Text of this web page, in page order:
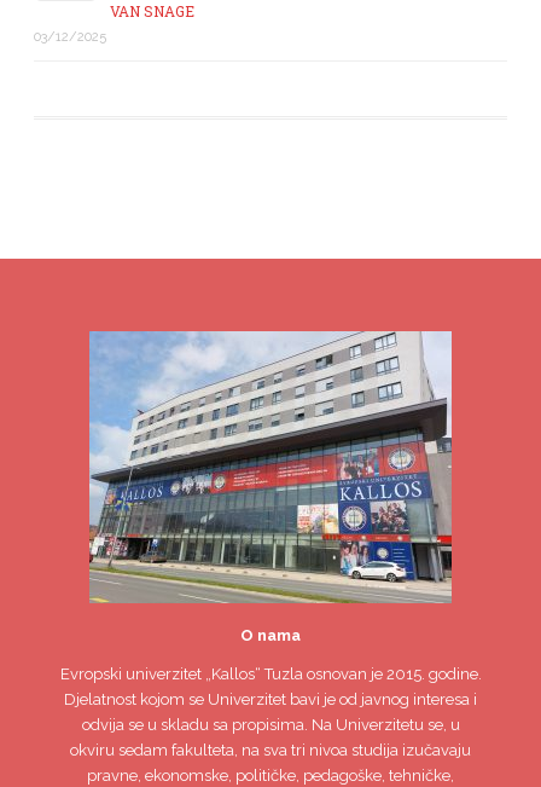
VAN SNAGE
03/12/2025
O nama
Evropski univerzitet„Kallos“ Tuzla osnovan je 2015. godine.
Djelatnost kojom se Univerzitet bavi je od javnog interesa i
odvija se u skladu sa propisima. Na Univerzitetu se, u
okviru sedam fakulteta, na sva tri nivoa studija izučavaju
pravne, ekonomske, političke, pedagoške, tehničke,